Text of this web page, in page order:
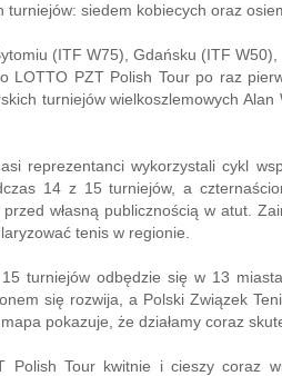
turniejów: siedem kobiecych oraz
(ITF W75), Gdańsku (ITF
LOTTO PZT Polish Tour po raz
turniejów wielkoszlemowych
reprezentanci wykorzystali cykl
14 z 15 turniejów, a
własną publicznością w atut.
tenis w regionie.
turniejów odbędzie się w 13
się rozwija, a Polski Związek
pokazuje, że działamy coraz
Polish Tour kwitnie i cieszy coraz